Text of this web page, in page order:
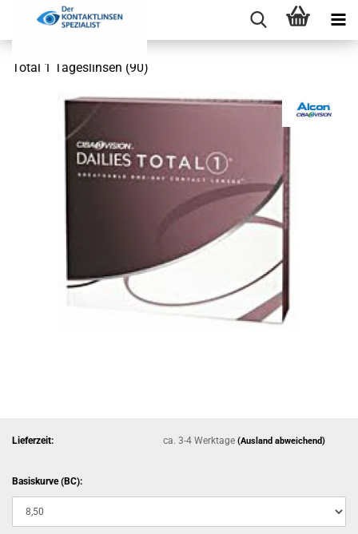
Total 1 Tageslinsen (90)
Lieferzeit: ca. 3-4 Werktage(Ausland abweichend)
Basiskurve (BC):